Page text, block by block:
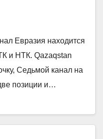
Евразия находится
и НТК. Qazaqstan
Седьмой канал на
позиции и…